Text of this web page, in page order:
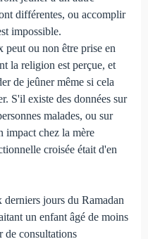
différentes, ou accomplir
impossible.
ou non être prise en
la religion est perçue, et
de jeûner même si cela
S'il existe des données sur
malades, ou sur
impact chez la mère
croisée était d'en
jours du Ramadan
un enfant âgé de moins
de consultations